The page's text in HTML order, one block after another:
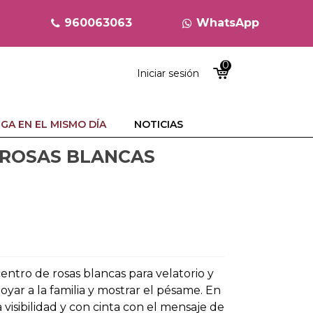
960063063 WhatsApp
Iniciar sesión
0
EN EL MISMO DÍA NOTICIAS
BLANCAS
de rosas blancas para velatorio y
a la familia y mostrar el pésame. En
y con cinta con el mensaje de